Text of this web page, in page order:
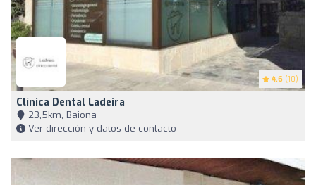
4.6 (10)
Clínica Dental Ladeira
23,5km, Baiona
Ver dirección y datos de contacto